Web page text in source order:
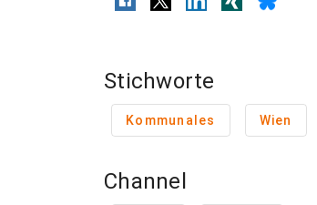
Stichworte
Kommunales Wien
Channel